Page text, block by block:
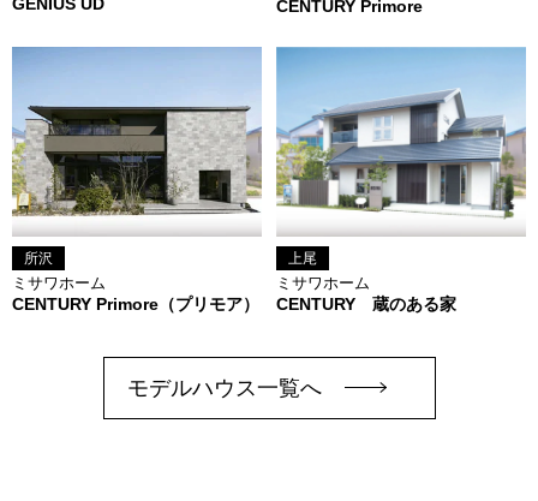
CENTURY Primore
所沢
ミサワホーム
CENTURY Primore（プリモア）
上尾
ミサワホーム
CENTURY 蔵のある家
モデルハウス一覧へ